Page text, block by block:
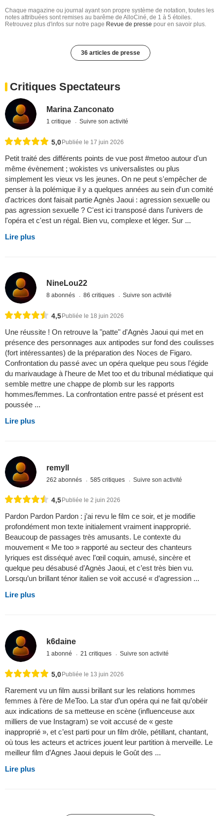
Chaque magazine ou journal ayant son propre système de notation, toutes les
notes attribuées sont remises au barême de AlloCiné, de 1 à 5 étoiles.
Retrouvez plus d'infos sur notre page Revue de presse pour en savoir plus.
36 articles de presse
Critiques Spectateurs
Marina Zanconato
1 critique Suivre son activité
5,0Publiée le 17 juin 2026
Petit traité des différents points de vue post #metoo autour d'un
même évènement ; wokistes vs universalistes ou plus
simplement les vieux vs les jeunes. On ne peut s'empêcher de
penser à la polémique il y a quelques années au sein d'un comité
d'actrices dont faisait partie Agnès Jaoui : agression sexuelle ou
pas agression sexuelle ? C'est ici transposé dans l'univers de
l'opéra et c'est un régal. Bien vu, complexe et léger. Sur ...
Lire plus
NineLou22
8 abonnés 86 critiques Suivre son activité
4,5 Publiée le 18 juin 2026
Une réussite ! On retrouve la "patte" d'Agnès Jaoui qui met en
présence des personnages aux antipodes sur fond des coulisses
(fort intéressantes) de la préparation des Noces de Figaro.
Confrontation du passé avec un opéra quelque peu sous l'égide
du marivaudage à l'heure de Met too et du tribunal médiatique qui
semble mettre une chappe de plomb sur les rapports
hommes/femmes. La confrontation entre passé et présent est
poussée ...
Lire plus
remyll
262 abonnés 585 critiques Suivre son activité
4,5 Publiée le 2 juin 2026
Pardon Pardon Pardon : j’ai revu le film ce soir, et je modifie
profondément mon texte initialement vraiment inapproprié.
Beaucoup de passages très amusants. Le contexte du
mouvement « Me too » rapporté au secteur des chanteurs
lyriques est disséqué avec l’œil coquin, amusé, sincère et
quelque peu désabusé d’Agnès Jaoui, et c’est très bien vu.
Lorsqu’un brillant ténor italien se voit accusé « d’agression ...
Lire plus
k6daine
1 abonné 21 critiques Suivre son activité
5,0Publiée le 13 juin 2026
Rarement vu un film aussi brillant sur les relations hommes
femmes à l’ère de MeToo. La star d’un opéra qui ne fait qu’obéir
aux indications de sa metteuse en scène (influenceuse aux
milliers de vue Instagram) se voit accusé de « geste
inapproprié », et c’est parti pour un film drôle, pétillant, chantant,
où tous les acteurs et actrices jouent leur partition à merveille. Le
meilleur film d’Agnes Jaoui depuis le Goût des ...
Lire plus